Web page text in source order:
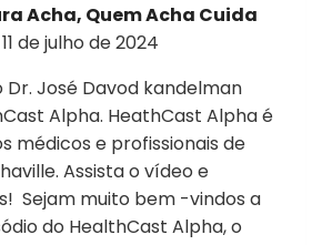
Acha, Quem Acha Cuida
11 de julho de 2024
Dr. José Davod kandelman
Alpha. HeathCast Alpha é
médicos e profissionais de
Assista o vídeo e
Sejam muito bem -vindos a
do HealthCast Alpha, o